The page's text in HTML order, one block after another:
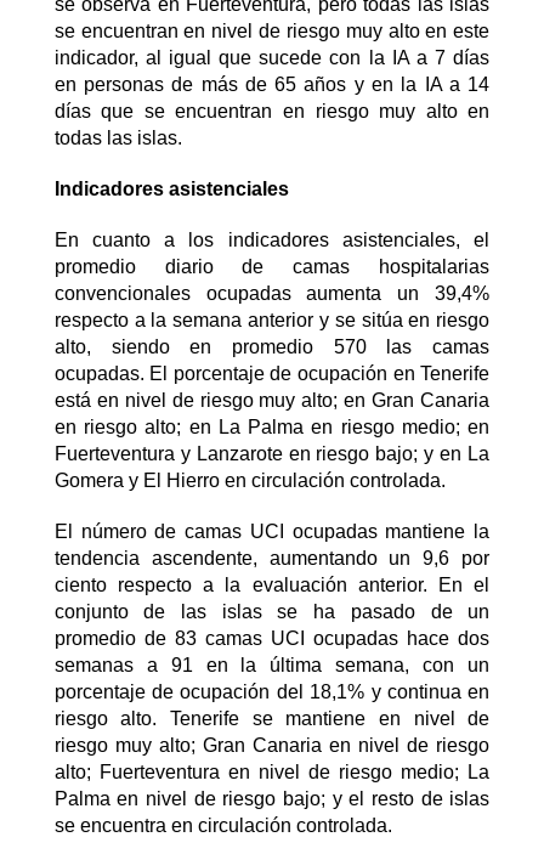
se encuentran en nivel de riesgo muy alto en este
indicador, al igual que sucede con la IA a 7 días
en personas de más de 65 años y en la IA a 14
días que se encuentran en riesgo muy alto en
todas las islas.
Indicadores asistenciales
En cuanto a los indicadores asistenciales, el
promedio diario de camas hospitalarias
convencionales ocupadas aumenta un 39,4%
respecto a la semana anterior y se sitúa en riesgo
alto, siendo en promedio 570 las camas
ocupadas. El porcentaje de ocupación en Tenerife
está en nivel de riesgo muy alto; en Gran Canaria
en riesgo alto; en La Palma en riesgo medio; en
Fuerteventura y Lanzarote en riesgo bajo; y en La
Gomera y El Hierro en circulación controlada.
El número de camas UCI ocupadas mantiene la
tendencia ascendente, aumentando un 9,6 por
ciento respecto a la evaluación anterior. En el
conjunto de las islas se ha pasado de un
promedio de 83 camas UCI ocupadas hace dos
semanas a 91 en la última semana, con un
porcentaje de ocupación del 18,1% y continua en
riesgo alto. Tenerife se mantiene en nivel de
riesgo muy alto; Gran Canaria en nivel de riesgo
alto; Fuerteventura en nivel de riesgo medio; La
Palma en nivel de riesgo bajo; y el resto de islas
se encuentra en circulación controlada.